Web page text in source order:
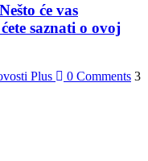
će vas
saznati o ovoj
Plus 0 Comments 3